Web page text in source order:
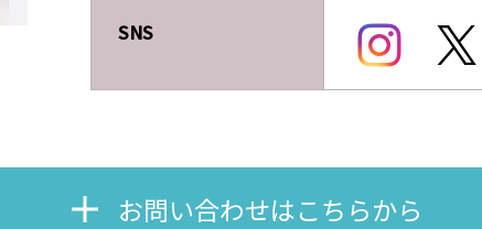
SNS
お問い合わせはこちらから